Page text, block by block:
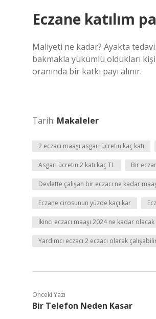
Eczane katılım
Maliyeti ne kadar? Ayakta
bakmakla yükümlü oldukları
oranında bir katkı payı alınır.
Tarih: Makaleler
2 eczacı maaşı asgari ücretin kaç katı
Asgari ücretin 2 katı kaç TL Bir
Devlette çalışan bir eczacı ne kadar
Eczane cirosunun yüzde kaçı kar
İkinci eczacı maaşı 2024 ne kadar olacak
Yardımcı eczacı 2 eczacı olarak
Önceki Yazı
Bir Telefon Neden Kasar